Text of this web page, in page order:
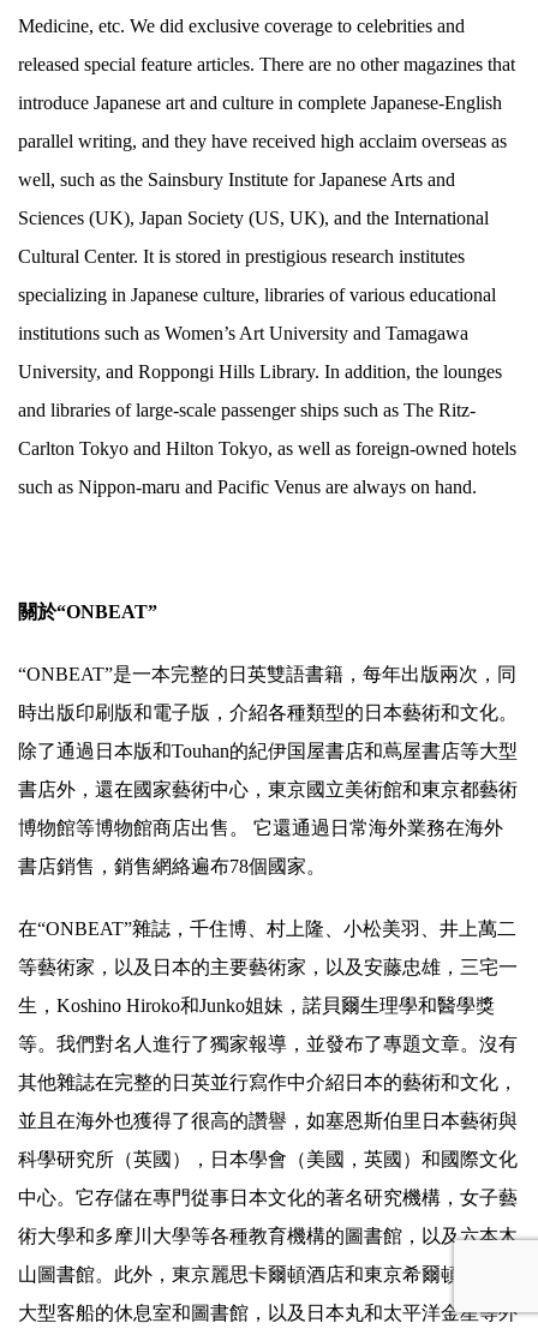
Medicine, etc. We did exclusive coverage to celebrities and
released special feature articles. There are no other magazines that
introduce Japanese art and culture in complete Japanese-English
parallel writing, and they have received high acclaim overseas as
well, such as the Sainsbury Institute for Japanese Arts and
Sciences (UK), Japan Society (US, UK), and the International
Cultural Center. It is stored in prestigious research institutes
specializing in Japanese culture, libraries of various educational
institutions such as Women’s Art University and Tamagawa
University, and Roppongi Hills Library. In addition, the lounges
and libraries of large-scale passenger ships such as The Ritz-
Carlton Tokyo and Hilton Tokyo, as well as foreign-owned hotels
such as Nippon-maru and Pacific Venus are always on hand.
關於“ONBEAT”
“ONBEAT”是一本完整的日英雙語書籍，每年出版兩次，同
時出版印刷版和電子版，介紹各種類型的日本藝術和文化。
除了通過日本版和Touhan的紀伊国屋書店和蔦屋書店等大型
書店外，還在國家藝術中心，東京國立美術館和東京都藝術
博物館等博物館商店出售。 它還通過日常海外業務在海外
書店銷售，銷售網絡遍布78個國家。
在“ONBEAT”雜誌，千住博、村上隆、小松美羽、井上萬二
等藝術家，以及日本的主要藝術家，以及安藤忠雄，三宅一
生，Koshino Hiroko和Junko姐妹，諾貝爾生理學和醫學獎
等。我們對名人進行了獨家報導，並發布了專題文章。沒有
其他雜誌在完整的日英並行寫作中介紹日本的藝術和文化，
並且在海外也獲得了很高的讚譽，如塞恩斯伯里日本藝術與
科學研究所（英國），日本學會（美國，英國）和國際文化
中心。它存儲在專門從事日本文化的著名研究機構，女子藝
術大學和多摩川大學等各種教育機構的圖書館，以及六本木
山圖書館。此外，東京麗思卡爾頓酒店和東京希爾頓酒店等
大型客船的休息室和圖書館，以及日本丸和太平洋金星等外